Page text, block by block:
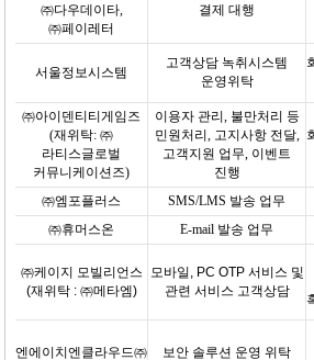
㈜다우데이타,
㈜페이레터
결제 대행
서울정보시스템
고객상담 녹취시스템
운영위탁
㈜아이덴티티게임즈
(재위탁:㈜
라티스글로벌
커뮤니케이션즈)
이용자 관리 , 불만처리 등
민원처리 , 고지사항 전달,
고객지원 업무, 이벤트
진행
㈜엠포플러스 SMS/LMS 발송 업무
㈜휴머스온
E-mail 발송 업무
㈜케이지 모빌리언스
(재위탁: ㈜메타엠)
모바일 , PC OTP 서비스 및
관련 서비스 고객상담
엔에이치엔클라우드㈜ 보안 솔루션 운영 위탁